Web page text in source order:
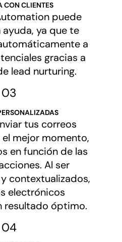
CON CLIENTES
puede
ya que te
a
gracias a
lead nurturing.
03
tus correos
mejor momento,
en función de las
Al ser
contextualizados,
electrónicos
resultado óptimo.
04